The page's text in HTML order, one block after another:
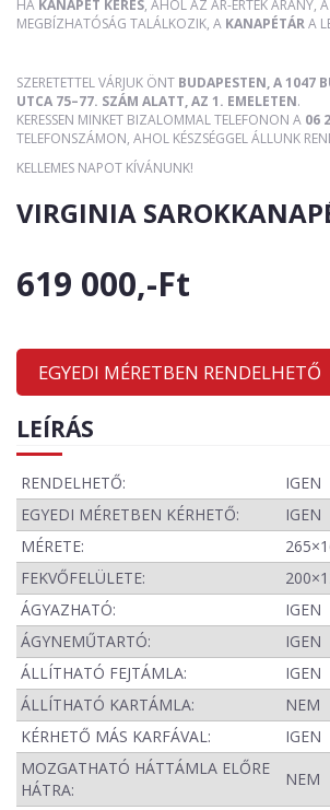
HA KANAPÉT KERES, AHOL AZ ÁR-ÉRTÉK ARÁNY,
MEGBÍZHATÓSÁG TALÁLKOZIK, A KANAPÉTÁRA
SZERETETTEL VÁRJUK ÖNT BUDAPESTEN, A 1047
UTCA 75–77. SZÁM ALATT, AZ 1. EMELETEN.
KERESSEN MINKET BIZALOMMAL TELEFONON A 06
TELEFONSZÁMON, AHOL KÉSZSÉGGEL ÁLLUNK
KELLEMES NAPOT KÍVÁNUNK!
VIRGINIA
619 000,-Ft
EGYEDI MÉRETBEN RENDELHETŐ
LEÍRÁS
RENDELHETŐ:
IGEN
EGYEDI MÉRETBEN KÉRHETŐ:
IGEN
MÉRETE:
FEKVŐFELÜLETE:
ÁGYAZHATÓ:
IGEN
ÁGYNEMŰTARTÓ:
IGEN
ÁLLÍTHATÓ FEJTÁMLA:
IGEN
ÁLLÍTHATÓ KARTÁMLA:
NEM
KÉRHETŐ MÁS KARFÁVAL:
IGEN
MOZGATHATÓ HÁTTÁMLA ELŐRE
HÁTRA:
NEM